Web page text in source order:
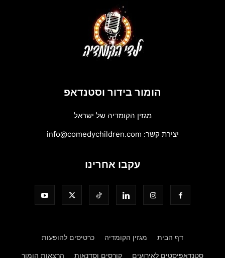
הומור בידור וסטנדאפ
מגזין הקומדיה של ישראל
יצירת קשר: info@comedychildren.com
עקבו אחרינו
דף הבית מגזין הקומדיה כרטיסים להופעות
סטנדאפיסטים לאירועים קורסים וסדנאות הרצאות הומור